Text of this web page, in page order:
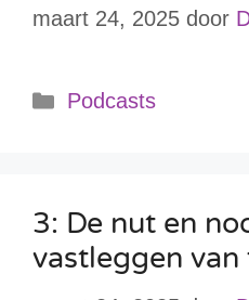
maart 24, 2025 door
Podcasts
3: De nut en
vastleggen